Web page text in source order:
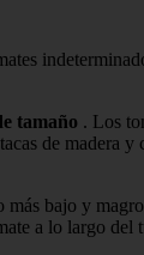
tamaño . Los
de madera
bajo y
a lo largo